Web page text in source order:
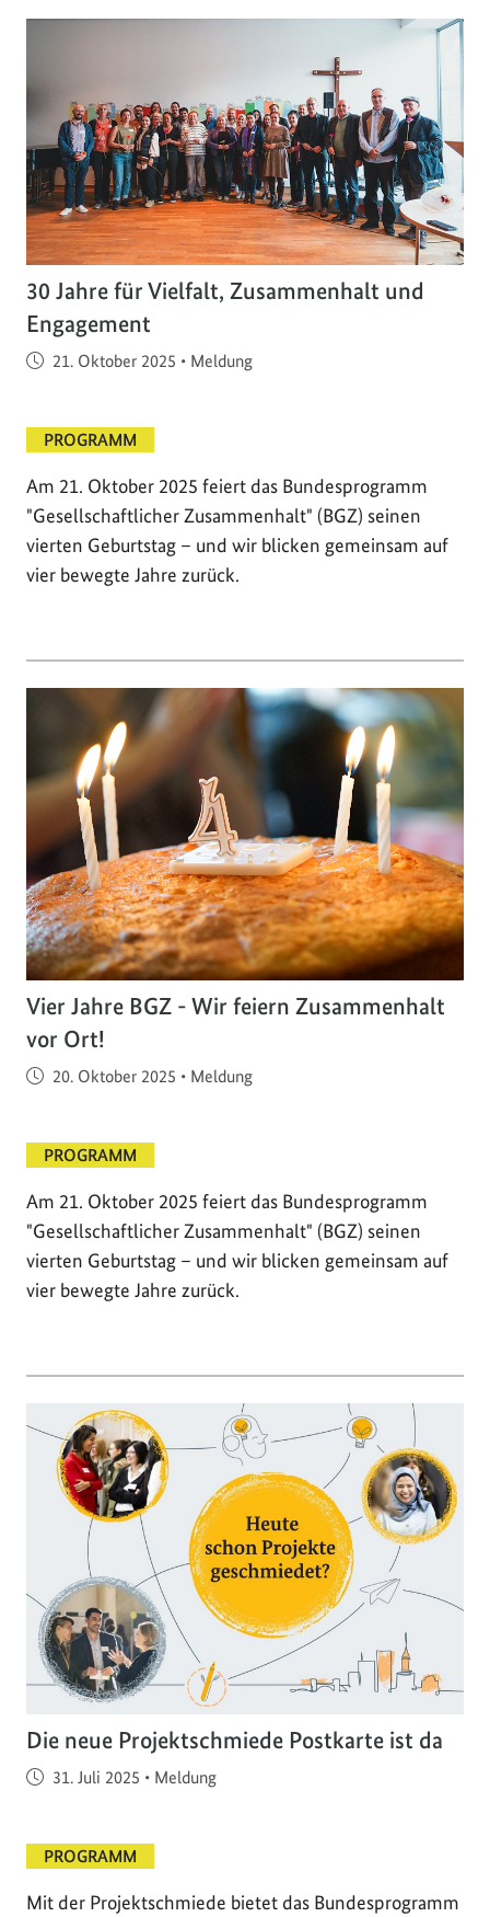
30 Jahre für Vielfalt, Zusammenhalt und
Engagement
Veröffentlicht am
21. Oktober 2025 • Meldung
PROGRAMM
Am 21. Oktober 2025 feiert das Bundesprogramm
"Gesellschaftlicher Zusammenhalt" (BGZ) seinen
vierten Geburtstag – und wir blicken gemeinsam auf
vier bewegte Jahre zurück.
Vier Jahre BGZ - Wir feiern Zusammenhalt
vor Ort!
Veröffentlicht am
20. Oktober 2025 • Meldung
PROGRAMM
Am 21. Oktober 2025 feiert das Bundesprogramm
"Gesellschaftlicher Zusammenhalt" (BGZ) seinen
vierten Geburtstag – und wir blicken gemeinsam auf
vier bewegte Jahre zurück.
Die neue Projektschmiede Postkarte ist da
Veröffentlicht am
31. Juli 2025 • Meldung
PROGRAMM
Mit der Projektschmiede bietet das Bundesprogramm